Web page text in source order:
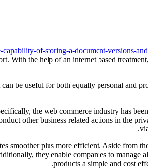
of-storing-a-document-versions-
With the help of an internet based
be useful for both equally personal and
the web commerce industry has
other business related actions in the
smoother plus more efficient. Aside from
they enable companies to manage
products a simple and cost